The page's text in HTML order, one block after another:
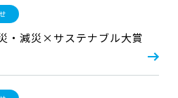
・減災×サステナブル大賞